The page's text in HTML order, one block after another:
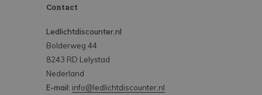
Contact
Ledlichtdiscounter.nl
Bolderweg 44
8243 RD Lelystad
Nederland
E-mail: info@ledlichtdiscounter.nl